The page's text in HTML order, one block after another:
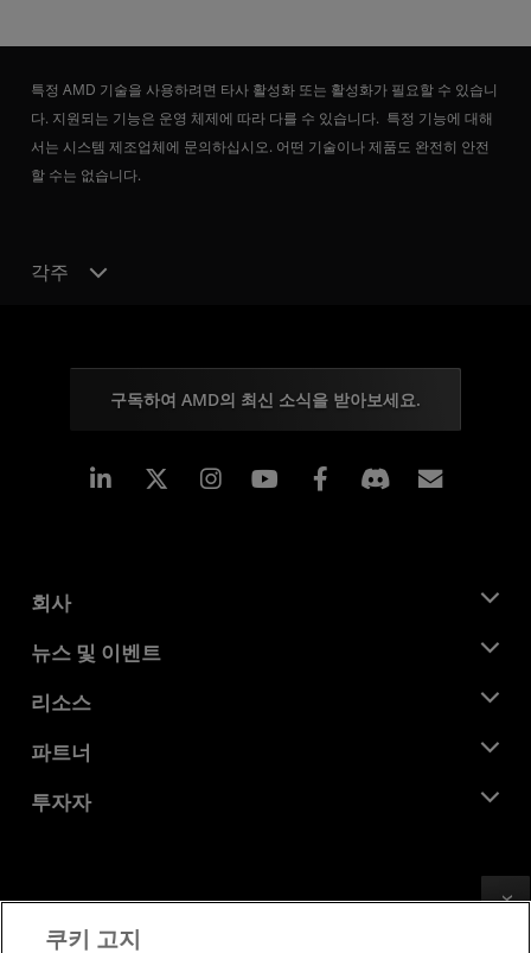
특정 AMD 기술을 사용하려면 타사 활성화 또는 활성화가 필요할 수 있습니
다. 지원되는 기능은 운영 체제에 따라 다를 수 있습니다. 특정 기능에 대해
서는 시스템 제조업체에 문의하십시오. 어떤 기술이나 제품도 완전히 안전
할 수는 없습니다.
각주
구독하여 AMD의 최신 소식을 받아보세요.
Linkedin Instagram Facebook
회사
AMD 소개
기업의 사회적 책임
채용
문의하기
뉴스 및 이벤트
뉴스룸
미디어 라이브러리
리소스
개발자 센트럴
사례 연구
파트너
AMD 파트너 허브
투자자
이사위원회
거버넌스 문서
쿠키 고지